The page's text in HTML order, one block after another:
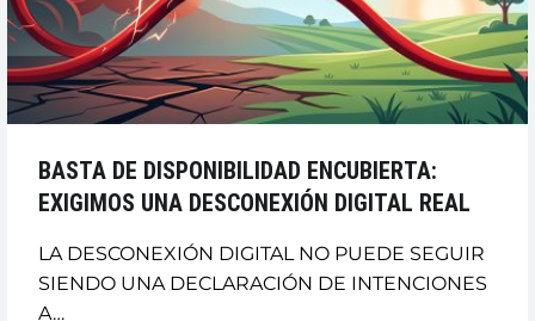
BASTA DE DISPONIBILIDAD ENCUBIERTA:
EXIGIMOS UNA DESCONEXIÓN DIGITAL REAL
LA DESCONEXIÓN DIGITAL NO PUEDE SEGUIR
SIENDO UNA DECLARACIÓN DE INTENCIONES
A…